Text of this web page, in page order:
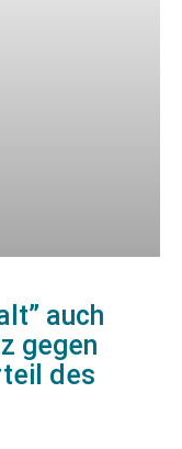
auch
gegen
des